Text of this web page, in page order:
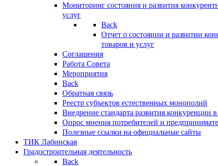
Мониторинг состояния и развития
услуг
Back
Отчет о состоянии и развитии
товаров и услуг
Соглашения
Работа Совета
Мероприятия
Back
Обратная связь
Реестр субъектов естественных монополий
Внедрение стандарта развития конкуренции
Опрос мнения потребителей и
Полезные ссылки на официальные сайты
ТИК Лабинская
Градостроительная деятельность
Back